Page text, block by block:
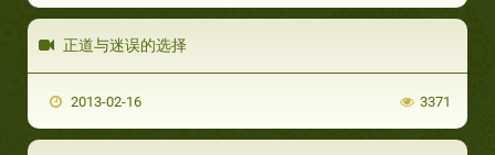
正道与迷误的选择‬
2013-02-16 3371